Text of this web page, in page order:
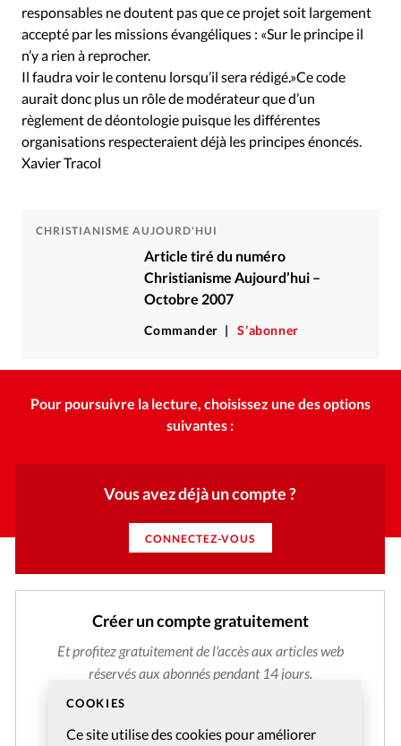
COOKIES
Ce site utilise des cookies pour améliorer
responsables ne doutent pas que ce projet soit largement
accepté par les missions évangéliques : «Sur le principe il
n’y a rien à reprocher.
Il faudra voir le contenu lorsqu’il sera rédigé.»Ce code
aurait donc plus un rôle de modérateur que d’un
règlement de déontologie puisque les différentes
organisations respecteraient déjà les principes énoncés.
Xavier Tracol
CHRISTIANISME AUJOURD'HUI
Article tiré du numéro
Christianisme Aujourd’hui –
Octobre 2007
Commander S’abonner
Pour poursuivre la lecture, choisissez une des options
suivantes :
Vous avez déjà un compte ?
CONNECTEZ-VOUS
Créer un compte gratuitement
Et profitez gratuitement de l'accès aux articles web
réservés aux abonnés pendant 14 jours.